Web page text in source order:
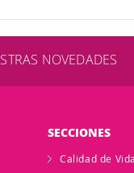
NOVEDADES
SECCIONES
Calidad de Vida